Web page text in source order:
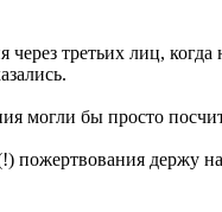
третьих лиц,
могли бы просто
пожертвования держу